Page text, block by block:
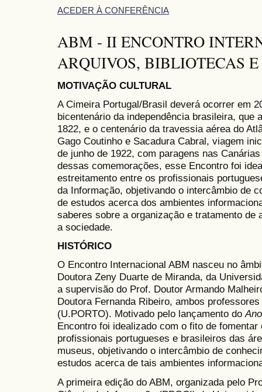
ACEDER À CONFERÊNCIA
ABM - II ENCONTRO
ARQUIVOS, BIBLIOTECAS
MOTIVAÇÃO CULTURAL
A Cimeira Portugal/Brasil deverá ocorrer em
bicentenário da independência brasileira, que
1822, e o centenário da travessia aérea do
Gago Coutinho e Sacadura Cabral, viagem
de junho de 1922, com paragens nas
dessas comemorações, esse Encontro foi
estreitamento entre os profissionais
da Informação, objetivando o intercâmbio de
de estudos acerca dos ambientes
saberes sobre a organização e tratamento de
a sociedade.
HISTÓRICO
O Encontro Internacional ABM nasceu no
Doutora Zeny Duarte de Miranda, da
a supervisão do Prof. Doutor Armando
Doutora Fernanda Ribeiro, ambos
(U.PORTO). Motivado pelo lançamento do
Encontro foi idealizado com o fito de
profissionais portugueses e brasileiros das
museus, objetivando o intercâmbio de
estudos acerca de tais ambientes
A primeira edição do ABM, organizada pelo